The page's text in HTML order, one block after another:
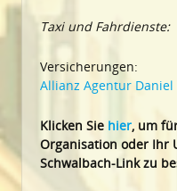
Taxi und Fahrdienste:
Versicherungen:
Allianz Agentur
Klicken Sie hier, um
Organisation oder Ihr
Schwalbach-Link zu